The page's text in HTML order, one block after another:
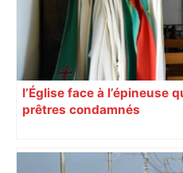
deux ans – ladepeche.fr
l’Église face à l’épineuse
prêtres condamnés